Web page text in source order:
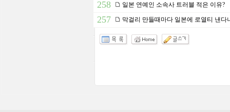
258 일본 연예인 소속사 트러블 적은 이유?
257 막걸리 만들때마다 일본에 로열티 낸다